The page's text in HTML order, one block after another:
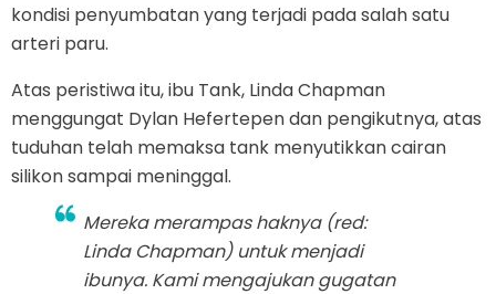
kondisi penyumbatan yang terjadi pada salah satu
arteri paru.
Atas peristiwa itu, ibu Tank, Linda Chapman
menggungat Dylan Hefertepen dan pengikutnya, atas
tuduhan telah memaksa tank menyutikkan cairan
silikon sampai meninggal.
Mereka merampas haknya (red:
Linda Chapman) untuk menjadi
ibunya. Kami mengajukan gugatan